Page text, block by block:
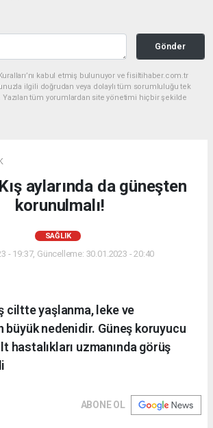
Gönder
kabul etmiş bulunuyor ve fisiltihaber.com.tr
ilgili doğrudan veya dolaylı tüm sorumluluğu tek
Yazılan tüm yorumlardan site yönetimi hiçbir şekilde
aylarında da güneşten
korunulmalı!
SAĞLIK
- 19:37, Güncelleme: 30.01.2023 - 20:40
ciltte yaşlanma, leke ve
büyük nedenidir. Güneş koruyucu
hastalıkları uzmanında görüş
ABONE OL